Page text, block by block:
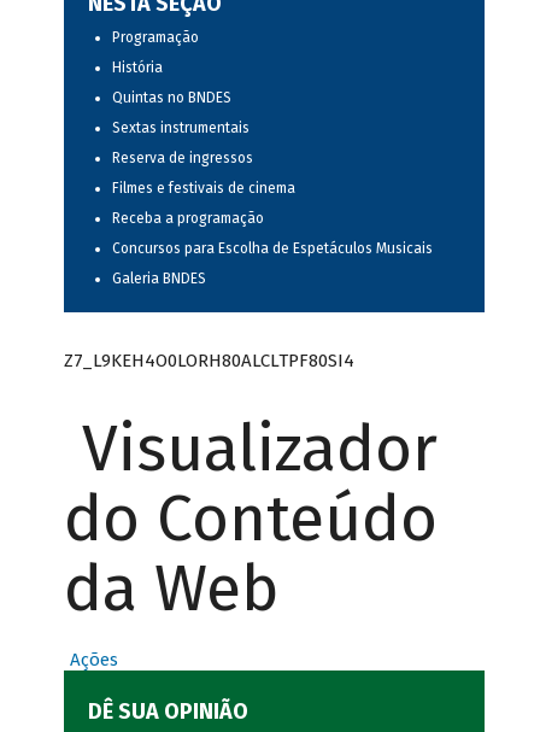
Programação
História
Quintas no BNDES
Sextas instrumentais
Reserva de ingressos
Filmes e festivais de cinema
Receba a programação
Concursos para Escolha de Espetáculos Musicais
Galeria BNDES
Z7_L9KEH4O0LORH80ALCLTPF80SI4
Visualizador
do Conteúdo
da Web
Ações
DÊ SUA OPINIÃO